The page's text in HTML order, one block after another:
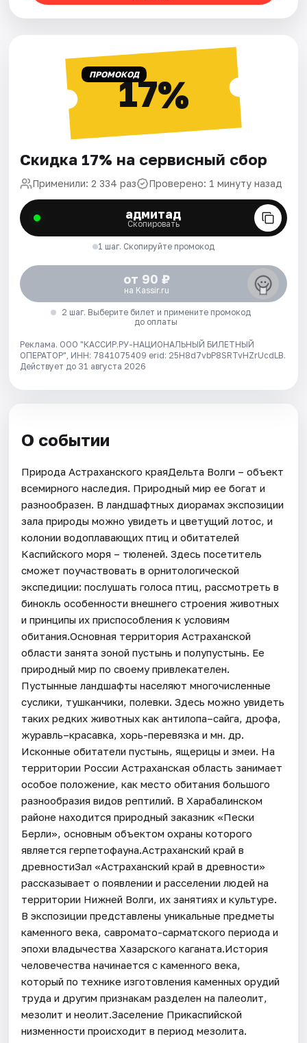
ПРОМОКОД17%
Скидка 17% на сервисный сбор
Применили: 2 334 раз Проверено: 1 минуту назад
адмитад
Скопировать
1 шаг. Скопируйте промокод
от 90 ₽
на Kassir.ru
2 шаг. Выберите билет и примените промокод
до оплаты
Реклама. ООО "КАССИР.РУ-НАЦИОНАЛЬНЫЙ БИЛЕТНЫЙ
ОПЕРАТОР", ИНН: 7841075409 erid: 25H8d7vbP8SRTvHZrUcdLB.
Действует до 31 августа 2026
О событии
Природа Астраханского краяДельта Волги – объект
всемирного наследия. Природный мир ее богат и
разнообразен. В ландшафтных диорамах экспозиции
зала природы можно увидеть и цветущий лотос, и
колонии водоплавающих птиц и обитателей
Каспийского моря – тюленей. Здесь посетитель
сможет поучаствовать в орнитологической
экспедиции: послушать голоса птиц, рассмотреть в
бинокль особенности внешнего строения животных
и принципы их приспособления к условиям
обитания.Основная территория Астраханской
области занята зоной пустынь и полупустынь. Ее
природный мир по своему привлекателен.
Пустынные ландшафты населяют многочисленные
суслики, тушканчики, полевки. Здесь можно увидеть
таких редких животных как антилопа–сайга, дрофа,
журавль–красавка, хорь-перевязка и мн. др.
Исконные обитатели пустынь, ящерицы и змеи. На
территории России Астраханская область занимает
особое положение, как место обитания большого
разнообразия видов рептилий. В Харабалинском
районе находится природный заказник «Пески
Берли», основным объектом охраны которого
является герпетофауна.Астраханский край в
древностиЗал «Астраханский край в древности»
рассказывает о появлении и расселении людей на
территории Нижней Волги, их занятиях и культуре.
В экспозиции представлены уникальные предметы
каменного века, савромато-сарматского периода и
эпохи владычества Хазарского каганата.История
человечества начинается с каменного века,
который по технике изготовления каменных орудий
труда и другим признакам разделен на палеолит,
мезолит и неолит.Заселение Прикаспийской
низменности происходит в период мезолита.